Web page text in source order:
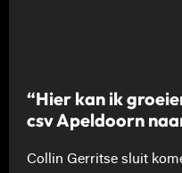
“Hier kan ik
csv Apeldoorn
Collin Gerritse sluit